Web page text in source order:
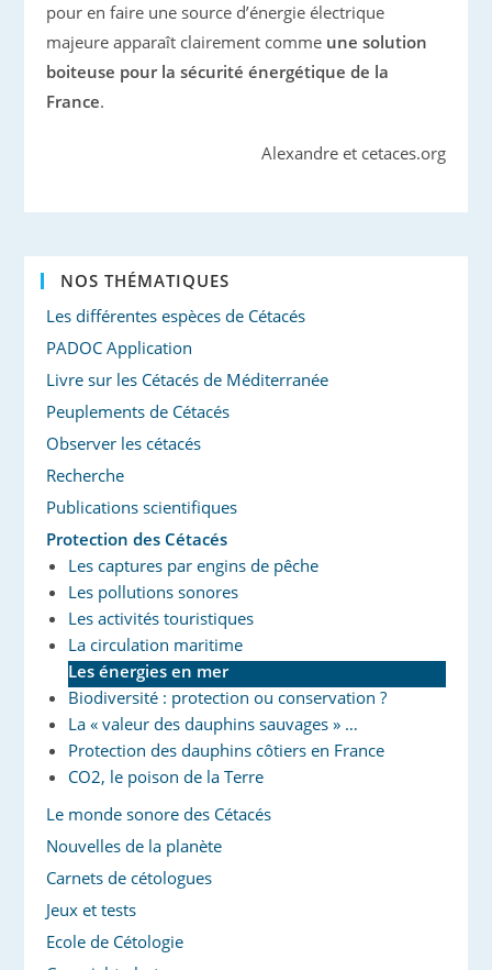
pour en faire une source d’énergie électrique
majeure apparaît clairement comme une solution
boiteuse pour la sécurité énergétique de la
France.
Alexandre et cetaces.org
NOS THÉMATIQUES
Les différentes espèces de Cétacés
PADOC Application
Livre sur les Cétacés de Méditerranée
Peuplements de Cétacés
Observer les cétacés
Recherche
Publications scientifiques
Protection des Cétacés
Les captures par engins de pêche
Les pollutions sonores
Les activités touristiques
La circulation maritime
Les énergies en mer
Biodiversité : protection ou conservation ?
La « valeur des dauphins sauvages » …
Protection des dauphins côtiers en France
CO2, le poison de la Terre
Le monde sonore des Cétacés
Nouvelles de la planète
Carnets de cétologues
Jeux et tests
Ecole de Cétologie